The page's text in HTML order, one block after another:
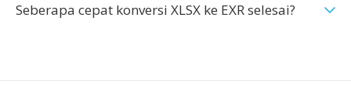
Seberapa cepat konversi XLSX ke EXR selesai?